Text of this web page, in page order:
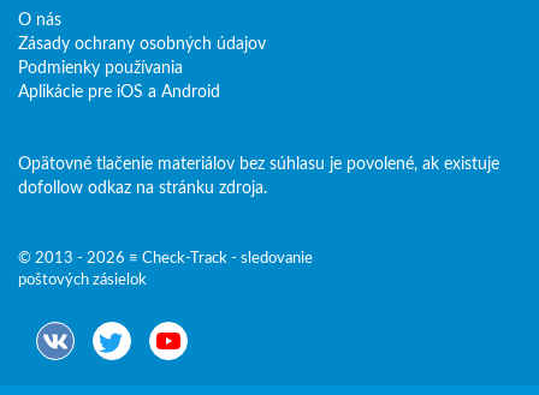
O nás
Zásady ochrany osobných údajov
Podmienky používania
Aplikácie pre iOS a Android
Opätovné tlačenie materiálov bez súhlasu je povolené, ak existuje
dofollow odkaz na stránku zdroja.
© 2013 - 2026 ≡ Check-Track - sledovanie
poštových zásielok